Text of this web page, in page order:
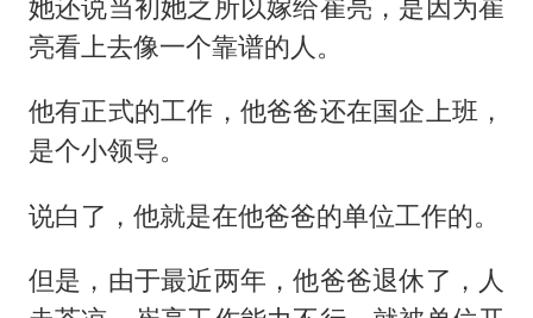
亮看上去像一个靠谱的人。
他有正式的工作，他爸爸还在国企上班，
是个小领导。
说白了，他就是在他爸爸的单位工作的。
但是，由于最近两年，他爸爸退休了，人